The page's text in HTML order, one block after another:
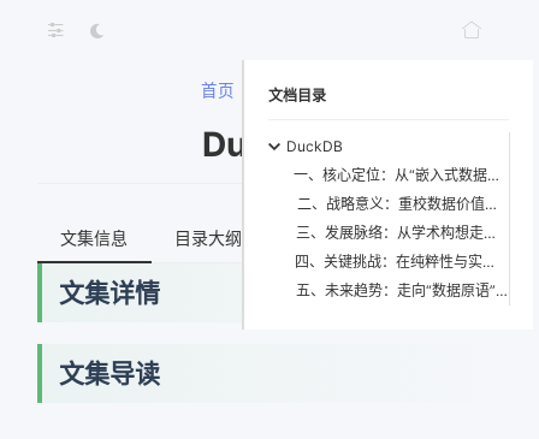
首页 DuckDB
DuckDB
文集信息 目录大纲 最新文档 知识宇宙
文集详情
文集导读
文档目录
DuckDB
一、核心定位：从“嵌入式数据库”到“数据原语运行时”
二、战略意义：重校数据价值的度量衡
三、发展脉络：从学术构想走向工业级心跳
四、关键挑战：在纯粹性与实用性之间走钢丝
五、未来趋势：走向“数据原语”的普适化